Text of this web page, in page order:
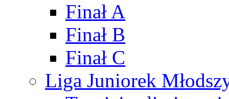
Finał A
Finał B
Finał C
Liga Juniorek